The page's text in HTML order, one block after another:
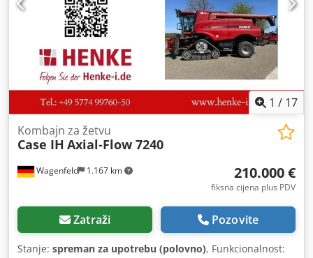
1 / 17
Wagenfeld 1.167 km
Kombajn za žetvu
Case IH Axial-Flow 7240
210.000 €
fiksna cijena plus PDV
Zatraži Pozovite
Stanje: spreman za upotrebu (polovno), Funkcionalnost: